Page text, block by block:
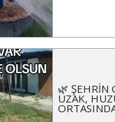
🌿 ŞEHRİN
UZAK,